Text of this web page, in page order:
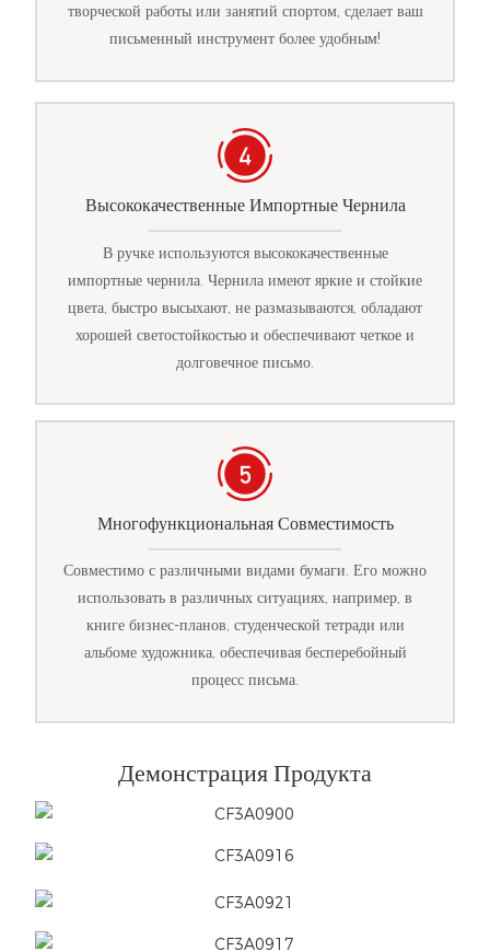
творческой работы или занятий спортом, сделает ваш
письменный инструмент более удобным!
Высококачественные Импортные Чернила
В ручке используются высококачественные
импортные чернила. Чернила имеют яркие и стойкие
цвета, быстро высыхают, не размазываются, обладают
хорошей светостойкостью и обеспечивают четкое и
долговечное письмо.
Многофункциональная Совместимость
Совместимо с различными видами бумаги. Его можно
использовать в различных ситуациях, например, в
книге бизнес-планов, студенческой тетради или
альбоме художника, обеспечивая бесперебойный
процесс письма.
Демонстрация Продукта